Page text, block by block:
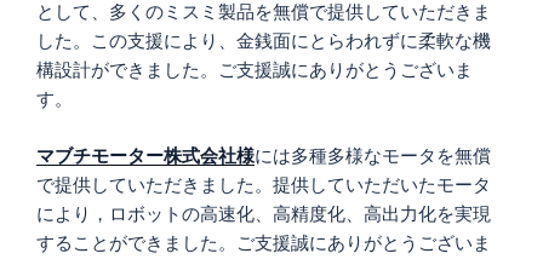
として、多くのミスミ製品を無償で提供していただきま
した。この支援により、金銭面にとらわれずに柔軟な機
構設計ができました。ご支援誠にありがとうございま
す。
マブチモーター株式会社様には多種多様なモータを無償
で提供していただきました。提供していただいたモータ
により，ロボットの高速化、高精度化、高出力化を実現
することができました。ご支援誠にありがとうございま